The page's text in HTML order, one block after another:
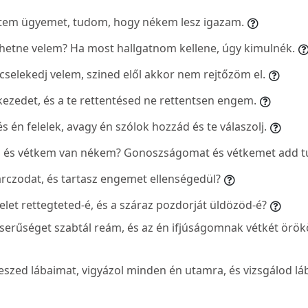
ügyemet, tudom, hogy nékem lesz igazam.
velem? Ha most hallgatnom kellene, úgy kimulnék.
velem, szined elől akkor nem rejtőzöm el.
és a te rettentésed ne rettentsen engem.
én felelek, avagy én szólok hozzád és te válaszolj.
vétkem van nékem? Gonoszságomat és vétkemet add
és tartasz engemet ellenségedül?
rettegteted-é, és a száraz pozdorját üldözöd-é?
szabtál reám, és az én ifjúságomnak vétkét
lábaimat, vigyázol minden én utamra, és vizsgálod